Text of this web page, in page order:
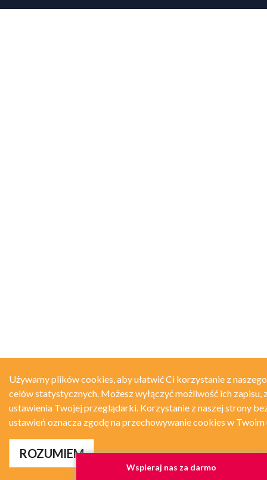
Używamy plików cookies, aby ułatwić Ci korzystanie z
celów statystycznych. Możesz wyłączyć możliwość ich zapisu,
ustawienia Twojej przeglądarki. Korzystanie z naszej strony
ustawień oznacza zgodę na przechowywanie cookies w Twoim
ROZUMIEM
Wspieraj nas za darmo